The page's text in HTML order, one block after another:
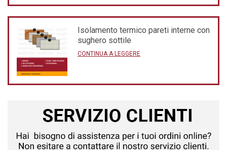
Isolamento termico pareti interne con
sughero sottile
CONTINUA A LEGGERE